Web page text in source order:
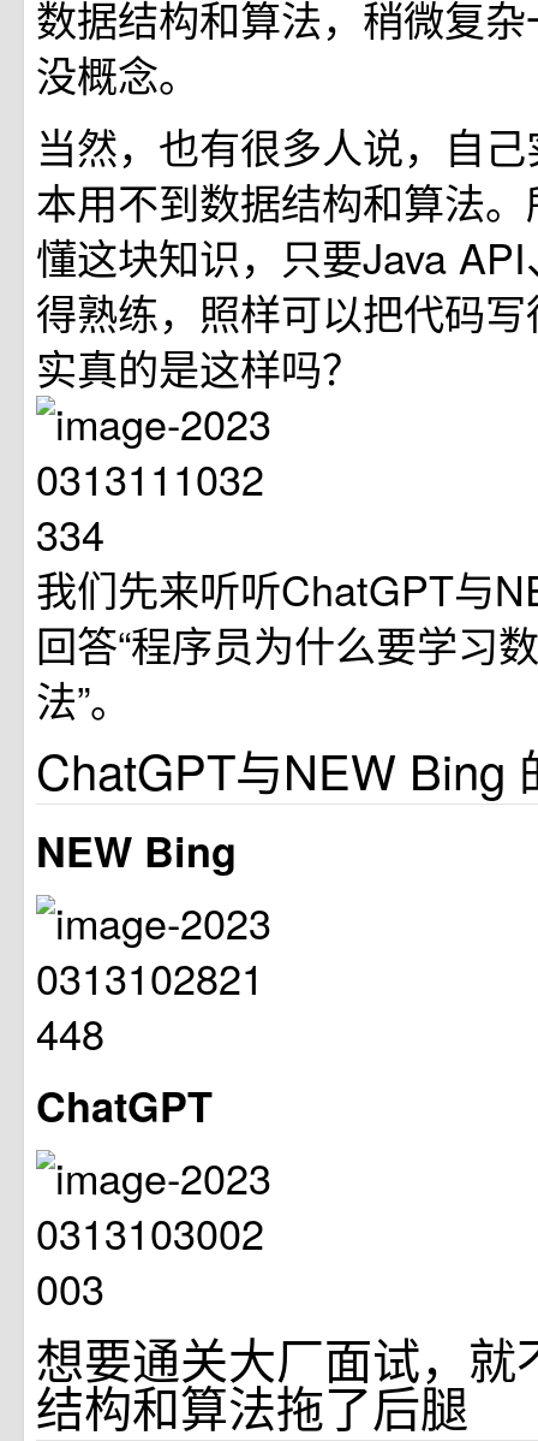
数据结构和算法，稍微复
没概念。
当然，也有很多人说，自
本用不到数据结构和算法
懂这块知识，只要Java
得熟练，照样可以把代码写
实真的是这样吗？
我们先来听听ChatGPT与
回答“程序员为什么要学习
法”。
ChatGPT与NEW Bing
NEW Bing
ChatGPT
想要通关大厂面试，就
结构和算法拖了后腿